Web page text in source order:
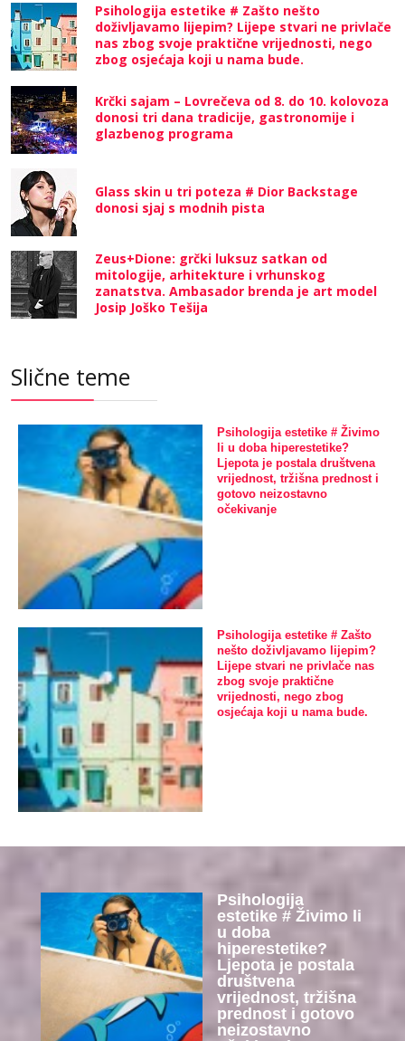
Psihologija estetike # Zašto nešto
doživljavamo lijepim? Lijepe stvari ne privlače
nas zbog svoje praktične vrijednosti, nego
zbog osjećaja koji u nama bude.
Krčki sajam – Lovrečeva od 8. do 10. kolovoza
donosi tri dana tradicije, gastronomije i
glazbenog programa
Glass skin u tri poteza # Dior Backstage
donosi sjaj s modnih pista
Zeus+Dione: grčki luksuz satkan od
mitologije, arhitekture i vrhunskog
zanatstva. Ambasador brenda je art model
Josip Joško Tešija
Slične teme
Psihologija estetike # Živimo
li u doba hiperestetike?
Ljepota je postala društvena
vrijednost, tržišna prednost i
gotovo neizostavno
očekivanje
Psihologija estetike # Zašto
nešto doživljavamo lijepim?
Lijepe stvari ne privlače nas
zbog svoje praktične
vrijednosti, nego zbog
osjećaja koji u nama bude.
Psihologija
estetike # Živimo li
u doba
hiperestetike?
Ljepota je postala
društvena
vrijednost, tržišna
prednost i gotovo
neizostavno